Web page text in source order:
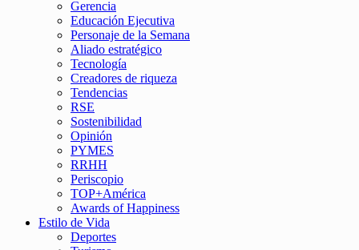
Gerencia
Educación Ejecutiva
Personaje de la Semana
Aliado estratégico
Tecnología
Creadores de riqueza
Tendencias
RSE
Sostenibilidad
Opinión
PYMES
RRHH
Periscopio
TOP+América
Awards of Happiness
Estilo de Vida
Deportes